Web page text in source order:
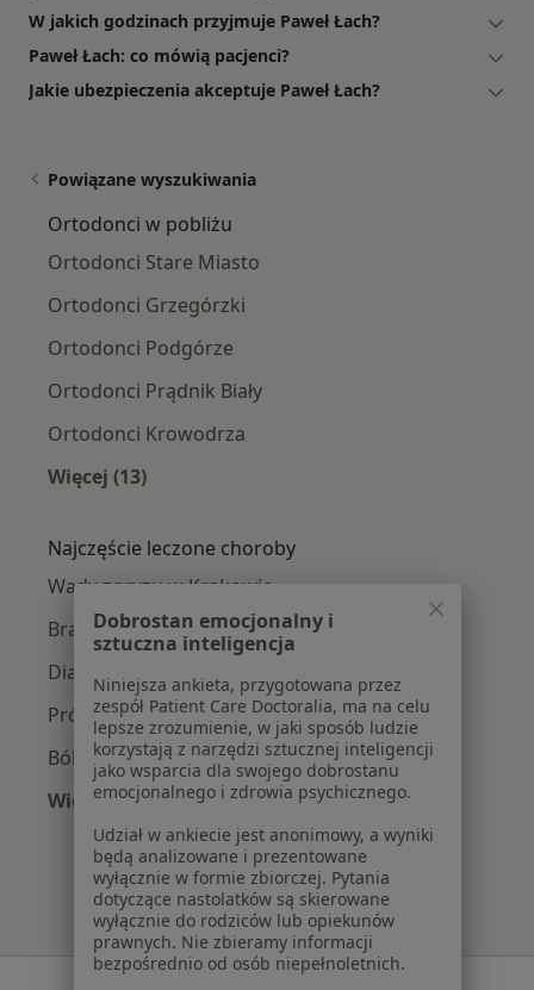
W jakich godzinach przyjmuje Paweł Łach?
Paweł Łach: co mówią pacjenci?
Jakie ubezpieczenia akceptuje Paweł Łach?
Powiązane wyszukiwania
Ortodonci w pobliżu
Ortodonci Stare Miasto
Ortodonci Grzegórzki
Ortodonci Podgórze
Ortodonci Prądnik Biały
Ortodonci Krowodrza
Więcej (13)
Najczęście leczone choroby
Wady zgryzu w Krakowie
Braki zębowe w Krakowie
Diastema w Krakowie
Próchnica w Krakowie
Ból zęba w Krakowie
Więcej (15)
Więcej w kategorii: Najczęście leczone
Dobrostan emocjonalny i
sztuczna inteligencja
Niniejsza ankieta, przygotowana przez
zespół Patient Care Doctoralia, ma na celu
lepsze zrozumienie, w jaki sposób ludzie
korzystają z narzędzi sztucznej inteligencji
jako wsparcia dla swojego dobrostanu
emocjonalnego i zdrowia psychicznego.
Udział w ankiecie jest anonimowy, a wyniki
będą analizowane i prezentowane
wyłącznie w formie zbiorczej. Pytania
dotyczące nastolatków są skierowane
wyłącznie do rodziców lub opiekunów
prawnych. Nie zbieramy informacji
bezpośrednio od osób niepełnoletnich.